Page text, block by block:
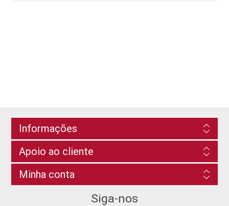
Informações
Apoio ao cliente
Minha conta
Siga-nos